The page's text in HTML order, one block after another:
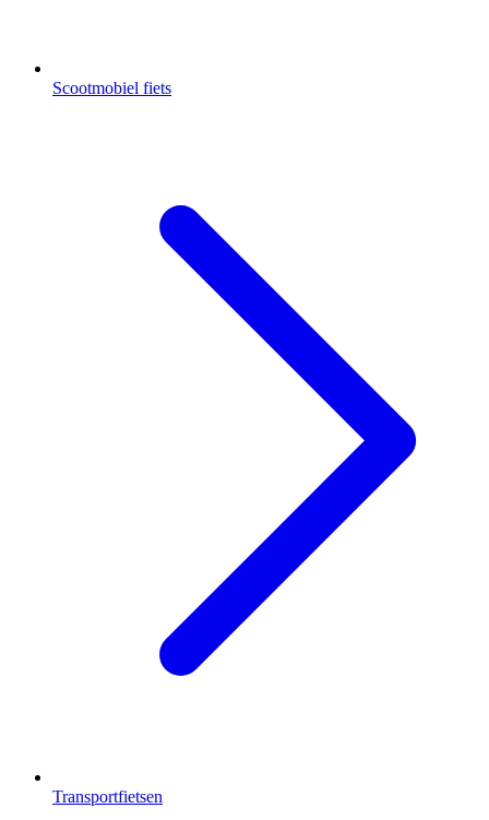
Scootmobiel fiets
Transportfietsen